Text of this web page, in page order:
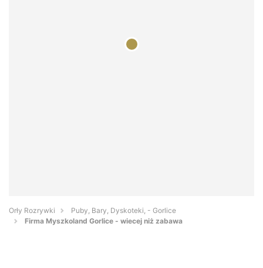
Orły Rozrywki
Puby, Bary, Dyskoteki, - Gorlice
Firma Myszkoland Gorlice - wiecej niż zabawa